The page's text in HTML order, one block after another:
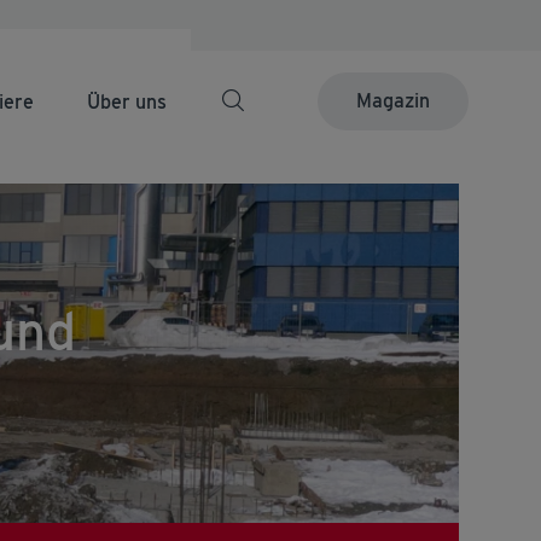
Über uns Magazin